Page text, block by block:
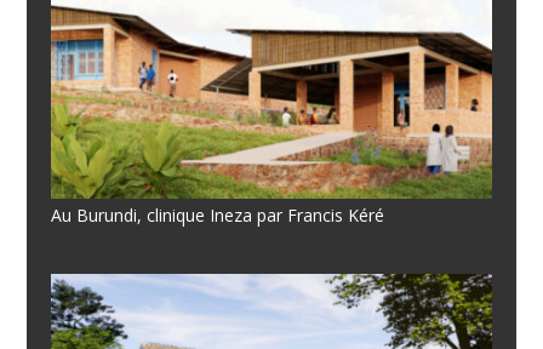
Au Burundi, clinique Ineza par Francis Kéré